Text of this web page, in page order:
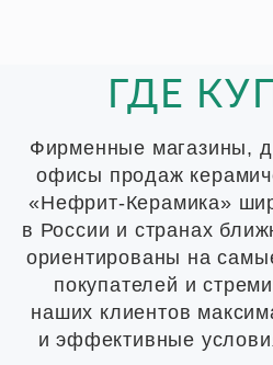
ГДЕ
Фирменные магазины,
офисы продаж
«Нефрит-Керамика»
в России и странах
ориентированы на
покупателей и
наших клиентов
и эффективные